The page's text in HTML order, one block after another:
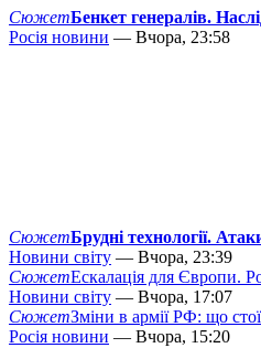
СюжетБенкет генералів.
Росія новини — Вчора, 23:58
СюжетБрудні технології.
Новини світу — Вчора, 23:39
СюжетЕскалація для Європи.
Новини світу — Вчора, 17:07
СюжетЗміни в армії РФ: що
Росія новини — Вчора, 15:20